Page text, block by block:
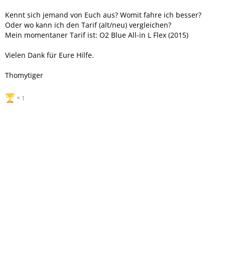
Kennt sich jemand von Euch aus? Womit fahre ich besser?
Oder wo kann ich den Tarif (alt/neu) vergleichen?
Mein momentaner Tarif ist: O2 Blue All-in L Flex (2015)
Vielen Dank für Eure Hilfe.
Thomytiger
1